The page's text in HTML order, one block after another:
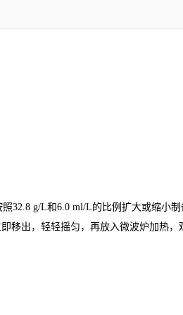
32.8 g/L和6.0 ml/L的比例扩大或缩小制
移出，轻轻摇匀，再放入微波炉加热，